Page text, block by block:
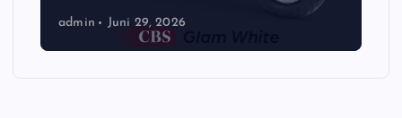
admin Juni 29, 2026